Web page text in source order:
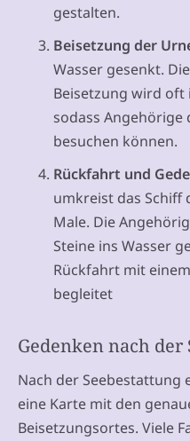
gestalten.
Beisetzung der
Wasser gesenkt.
Beisetzung wird oft
sodass
besuchen können.
Rückfahrt und
umkreist das Schiff
Male. Die
Steine ins Wasser
Rückfahrt mit
begleitet
Gedenken nach der
Nach der Seebestattung
eine Karte mit den
Beisetzungsortes. Viele